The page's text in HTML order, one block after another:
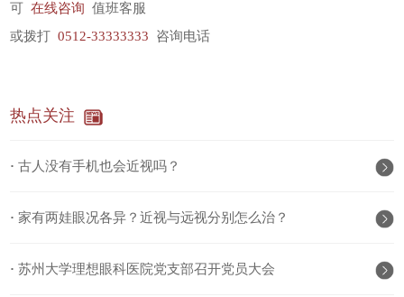
可在线咨询 值班客服
或拨打0512-33333333 咨询电话
热点关注
·古人没有手机也会近视吗？
·家有两娃眼况各异？近视与远视分别怎么治？
·苏州大学理想眼科医院党支部召开党员大会